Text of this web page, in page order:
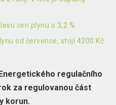
cen plynu o 3,2 %
od července, stojí 4300 Kč
regulačního
za regulovanou část
korun.